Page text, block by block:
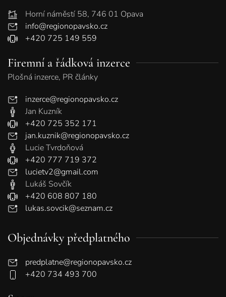
Horní náměstí 58, 746 01 Opava
info@regionopavsko.cz
+420 725 149 559
Firemní a řádková inzerce
Plošná inzerce, PR články
inzerce@regionopavsko.cz
Jan Kuzník
+420 725 352 171
jan.kuznik@regionopavsko.cz
Lucie Tvrdoňová
+420 777 719 372
lucietv2@gmail.com
Lukáš Sovčík
+420 608 807 180
lukas.sovcik@seznam.cz
Objednávky předplatného
predplatne@regionopavsko.cz
+420 734 493 700